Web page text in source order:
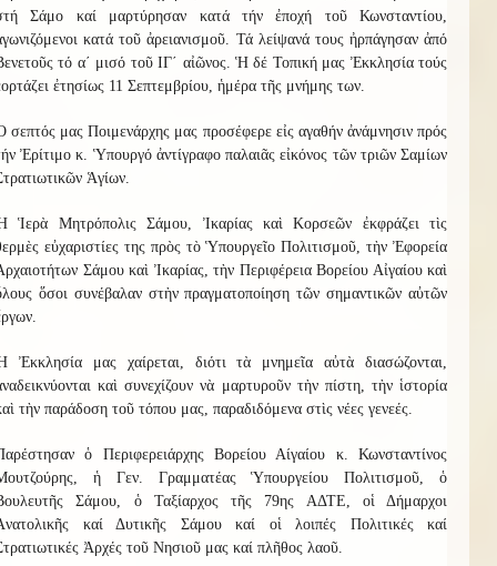
Σάμο καί μαρτύρησαν κατά τήν ἐποχή τοῦ Κωνσταντίου,
κατά τοῦ ἀρειανισμοῦ. Τά λείψανά τους ἠρπάγησαν ἀπό
τό α΄ μισό τοῦ ΙΓ΄ αἰῶνος. Ἡ δέ Τοπική μας Ἐκκλησία τούς
ἐτησίως 11 Σεπτεμβρίου, ἡμέρα τῆς μνήμης των.
σεπτός μας Ποιμενάρχης μας προσέφερε εἰς αγαθήν ἀνάμνησιν πρός
Ἐρίτιμο κ. Ὑπουργό ἀντίγραφο παλαιᾶς εἰκόνος τῶν τριῶν Σαμίων
Ἁγίων.
Ἱερὰ Μητρόπολις Σάμου, Ἰκαρίας καὶ Κορσεῶν ἐκφράζει τὶς
εὐχαριστίες της πρὸς τὸ Ὑπουργεῖο Πολιτισμοῦ, τὴν Ἐφορεία
Σάμου καὶ Ἰκαρίας, τὴν Περιφέρεια Βορείου Αἰγαίου καὶ
ὅσοι συνέβαλαν στὴν πραγματοποίηση τῶν σημαντικῶν αὐτῶν
Ἐκκλησία μας χαίρεται, διότι τὰ μνημεῖα αὐτὰ διασώζονται,
καὶ συνεχίζουν νὰ μαρτυροῦν τὴν πίστη, τὴν ἱστορία
τὴν παράδοση τοῦ τόπου μας, παραδιδόμενα στὶς νέες γενεές.
ὁ Περιφερειάρχης Βορείου Αίγαίου κ. Κωνσταντίνος
ἡ Γεν. Γραμματέας Ὑπουργείου Πολιτισμοῦ, ὁ
Σάμου, ὁ Ταξίαρχος τῆς 79ης ΑΔΤΕ, οἱ Δήμαρχοι
καί Δυτικῆς Σάμου καί οἱ λοιπές Πολιτικές καί
Ἀρχές τοῦ Νησιοῦ μας καί πλῆθος λαοῦ.